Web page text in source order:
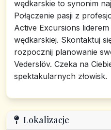
wędkarskie to synonim
Połączenie pasji z
Active Excursions
wędkarskiej. Skontaktuj
rozpocznij planowanie
Vederslöv. Czeka na
spektakularnych złowisk.
Lokalizacje